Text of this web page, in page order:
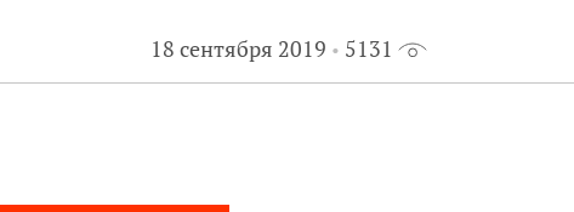
18 сентября 2019 5131